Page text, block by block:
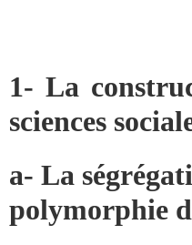
1- La
sciences
a- La
polymorphie